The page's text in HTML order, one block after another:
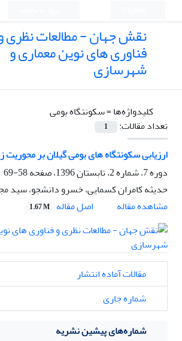
نقش جهان - مطالعات نظری
فناوری های نوین معماری و
شهرسازی
کلیدواژه‌ها =سکونتگاه بومی
تعداد مقالات:
1
ارزیابی سکونتگاه های بومی گیلان بر
دوره 7، شماره 2، تابستان 1396، صفحه
58-69
حدیثه کامران کسمایی، خسرو دانشجو، سید
مشاهده مقاله
اصل مقاله 1.67 M
مقالات آماده انتشار
شماره جاری
شماره‌های پیشین نشریه